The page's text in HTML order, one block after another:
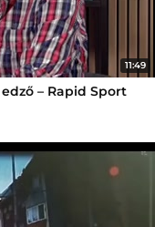
11:49
– Rapid Sport